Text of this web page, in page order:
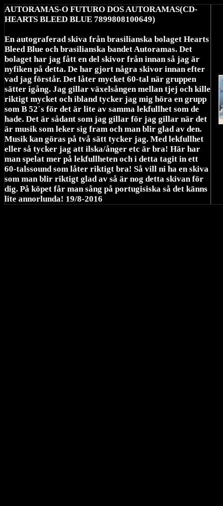
AUTORAMAS-O FUTURO DOS AUTORAMAS(CD-
HEARTS BLEED BLUE 7899808100649)
En autograferad skiva från brasilianska bolaget Hearts
Bleed Blue och brasilianska bandet Autoramas. Det
bolaget har jag fått en del skivor från innan så jag är
nyfiken på detta. De har gjort några skivor innan efter
vad jag förstår. Det låter mycket 60-tal när gruppen
sätter igång. Jag gillar växelsången mellan tjej och kille
riktigt mycket och ibland tycker jag mig höra en grupp
som B 52´s för det är lite av samma lekfullhet som de
hade. Det är sådant som jag gillar för jag gillar när det
är musik som leker sig fram och man blir glad av den.
Musik kan göras på två sätt tycker jag. Med lekfullhet
eller så tycker jag att ilska/ånger etc är bra! Här har
man spelat mer på lekfullheten och i detta tagit in ett
60-talssound som låter riktigt bra! Så vill ni ha en skiva
som man blir riktigt glad av så är nog detta skivan för
dig. På köpet får man sång på portugisiska så det känns
lite annorlunda! 19/8-2016